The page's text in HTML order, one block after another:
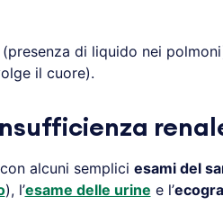
(presenza di liquido nei
il cuore).
alcuni semplici esami del
), l’esame delle urine e l’